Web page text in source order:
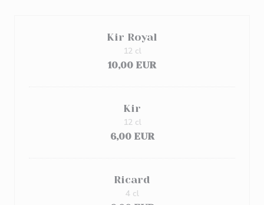
Kir Royal
10,00 EUR
12 cl
Kir
6,00 EUR
12 cl
Ricard
4 cl